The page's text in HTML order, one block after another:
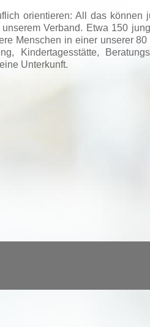
orientieren: All das können
Verband. Etwa 150
Menschen in einer unserer
Kindertagesstätte,
Unterkunft.